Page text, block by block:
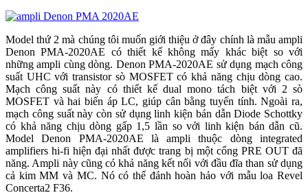
Model thứ 2 mà chúng tôi muốn giới thiệu ở đây chính là mẫu ampli
Denon PMA-2020AE có thiết kế không mấy khác biệt so với
những ampli cùng dòng. Denon PMA-2020AE sử dụng mạch công
suất UHC với transistor sò MOSFET có khả năng chịu dòng cao.
Mạch công suất này có thiết kế dual mono tách biệt với 2 sò
MOSFET và hai biến áp LC, giúp cân bằng tuyến tính. Ngoài ra,
mạch công suất này còn sử dụng linh kiện bán dẫn Diode Schottky
có khả năng chịu dòng gấp 1,5 lần so với linh kiện bán dẫn cũ.
Model Denon PMA-2020AE là ampli thuộc dòng integrated
amplifiers hi-fi hiện đại nhất được trang bị một cổng PRE OUT đã
năng. Ampli này cũng có khả năng kết nối với đầu đĩa than sử dụng
cả kim MM và MC. Nó có thể đánh hoàn hảo với mẫu loa Revel
Concerta2 F36.